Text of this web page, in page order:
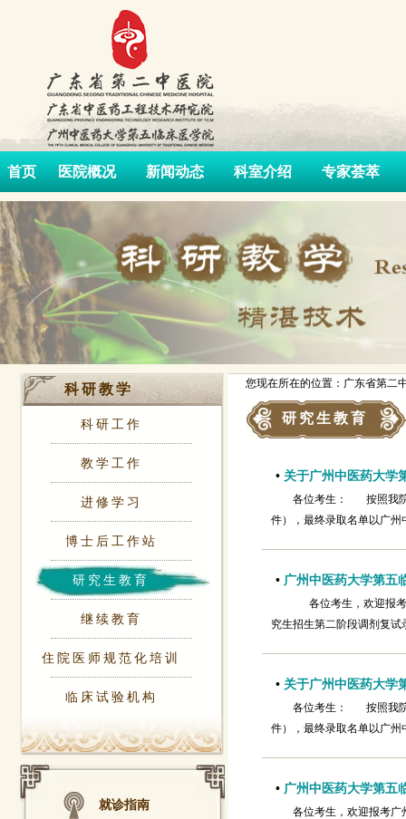
首页 医院概况 新闻动态 科室介绍 专家荟萃
科研教学
科研工作
教学工作
进修学习
博士后工作站
研究生教育
继续教育
住院医师规范化培训
临床试验机构
就诊指南
您现在所在的位置：广东省第二
研究生教育
• 关于广州中医药大学
各位考生： 按照我院
件），最终录取名单以广
• 广州中医药大学第五
各位考生，欢迎报考
究生招生第二阶段调剂复
• 关于广州中医药大学
各位考生： 按照我院
件），最终录取名单以广
• 广州中医药大学第五
各位考生，欢迎报考广